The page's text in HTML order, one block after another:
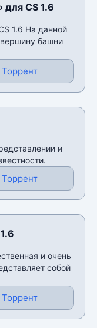
для CS 1.6
1.6 На данной
вершину башни
Торрент
и
Торрент
и очень
собой
Торрент